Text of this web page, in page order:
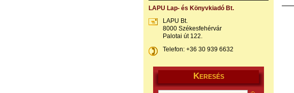
LAPU Lap- és Könyvkiadó Bt.
LAPU Bt.
8000 Székesfehérvár
Palotai út 122.
Telefon: +36 30 939 6632
KERESÉS